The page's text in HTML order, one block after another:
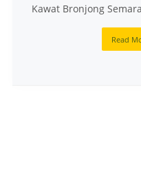
Kawat Bronjong
Read